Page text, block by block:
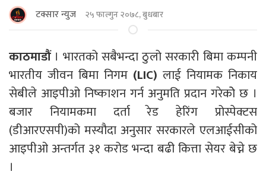
टक्सार न्युज २५ फाल्गुन २०७८, बुधबार
काठमाडौं। भारतको सबैभन्दा ठुलो सरकारी बिमा कम्पनी
भारतीय जीवन बिमा निगम (LIC) लाई नियामक निकाय
सेबीले आइपीओ निष्काशन गर्न अनुमति प्रदान गरेकोे छ ।
बजार नियामकमा दर्ता रेड हेरिंग प्रोस्पेक्टस
(डीआरएसपी)को मस्यौदा अनुसार सरकारले एलआईसीको
आइपीओ अन्तर्गत ३१ करोड भन्दा बढी कित्ता सेयर बेच्ने छ
।